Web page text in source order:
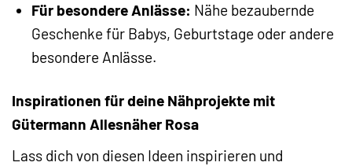
Für besondere Anlässe: Nähe bezaubernde
Geschenke für Babys, Geburtstage oder andere
besondere Anlässe.
Inspirationen für deine Nähprojekte mit
Gütermann Allesnäher Rosa
Lass dich von diesen Ideen inspirieren und